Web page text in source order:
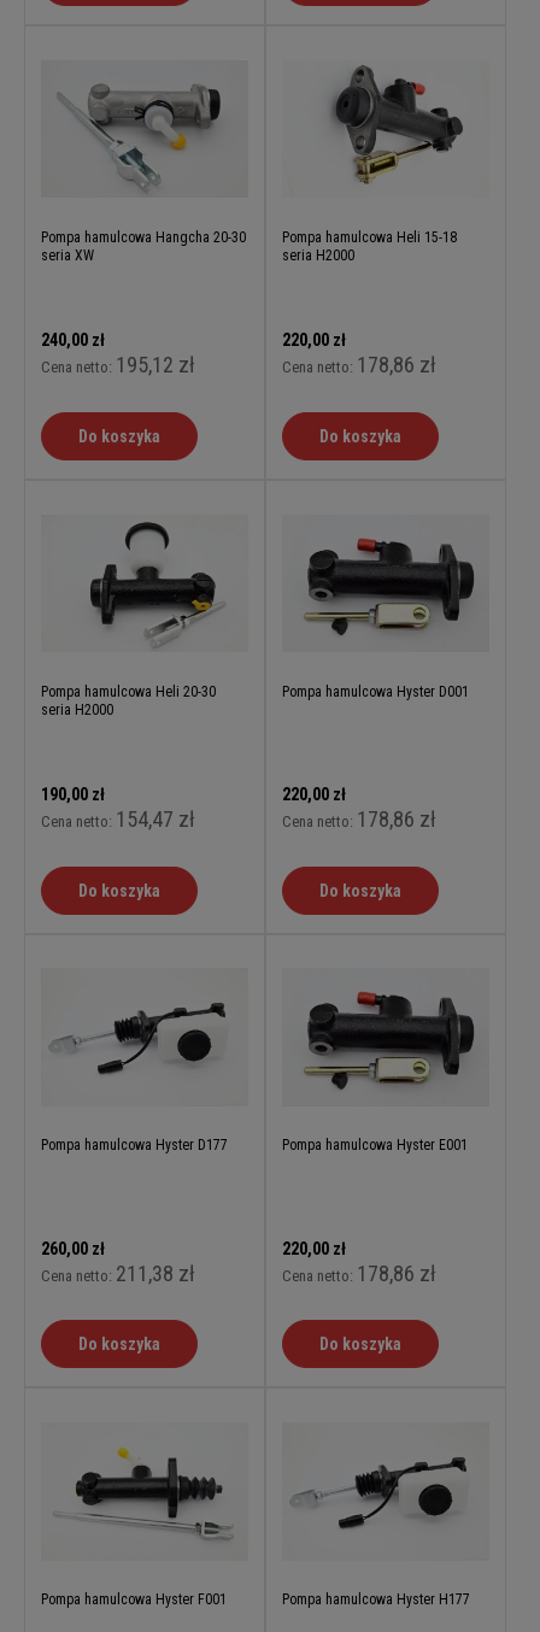
Pompa hamulcowa Hangcha 20-30
seria XW
240,00 zł
Cena netto: 195,12 zł
Do koszyka
Pompa hamulcowa Heli 15-18
seria H2000
220,00 zł
Cena netto: 178,86 zł
Do koszyka
Pompa hamulcowa Heli 20-30
seria H2000
190,00 zł
Cena netto: 154,47 zł
Do koszyka
Pompa hamulcowa Hyster D001
220,00 zł
Cena netto: 178,86 zł
Do koszyka
Pompa hamulcowa Hyster D177
260,00 zł
Cena netto: 211,38 zł
Do koszyka
Pompa hamulcowa Hyster E001
220,00 zł
Cena netto: 178,86 zł
Do koszyka
Pompa hamulcowa Hyster F001 Pompa hamulcowa Hyster H177